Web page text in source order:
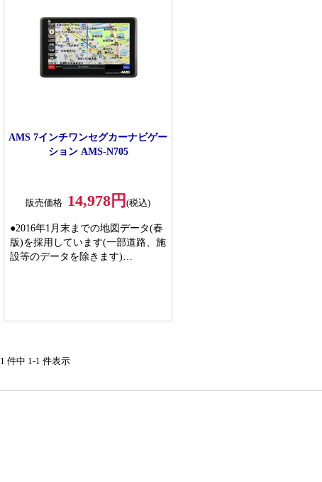
AMS 7インチワンセグカーナビゲー
ション AMS-N705
販売価格 14,978円 (税込)
●2016年1月末までの地図データ(春
版)を採用しています(一部道路、施
設等のデータを除きます)
るぶDATA)
1 件中 1-1 件表示